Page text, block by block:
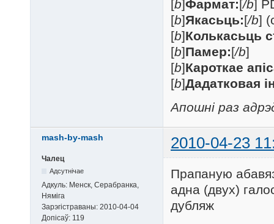
[b]Фармат: [/b]
[b]Якасьць:[/b]
[b]Колькасьць
[b]Памер:[/b]
[b]Кароткае
[b]Дадатковая
Апошні раз
mash-by-mash 2010-04-23
Чалец
Адсутнічае
Адкуль: Менск, Серабранка,
Няміга
Зарэгістраваны: 2010-04-04
Допісаў: 119
Прапаную
адна (двух)
дубляж